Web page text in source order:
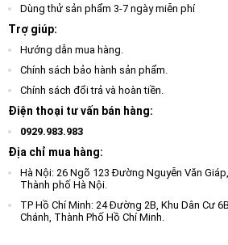
Dùng thử sản phẩm 3-7 ngày miễn phí
Trợ giúp:
Hướng dẫn mua hàng.
Chính sách bảo hành sản phẩm.
Chính sách đổi trả và hoàn tiền.
Điện thoại tư vấn bán hàng:
0929.983.983
Địa chỉ mua hàng:
Hà Nội: 26 Ngõ 123 Đường Nguyễn Văn
Thành phố Hà Nội.
TP Hồ Chí Minh: 24 Đường 2B, Khu Dân Cư
Chánh, Thành Phố Hồ Chí Minh.